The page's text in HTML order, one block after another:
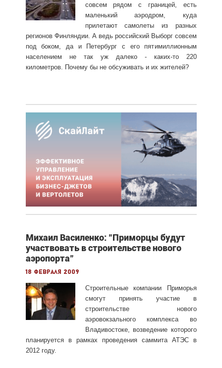
совсем рядом с границей, есть
маленький аэродром, куда
прилетают самолеты из разных
регионов Финляндии. А ведь российский Выборг совсем
под боком, да и Петербург с его пятимиллионным
населением не так уж далеко - каких-то 220
километров. Почему бы не обсуживать и их жителей?
Михаил Василенко: "Приморцы будут
участвовать в строительстве нового
аэропорта"
18 февраля 2009
Строительные компании Приморья
смогут принять участие в
строительстве нового
аэровокзального комплекса во
Владивостоке, возведение которого
планируется в рамках проведения саммита АТЭС в
2012 году.